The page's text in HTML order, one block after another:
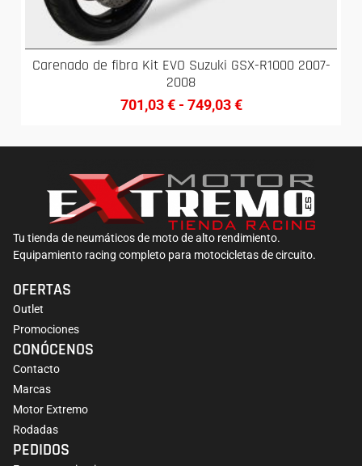
Carenado de fibra Kit EVO Suzuki GSX-R1000 2007-
2008
701,03€ - 749,03€
Tu tienda de neumáticos de moto de alto rendimiento.
Equipamiento racing completo para motocicletas de circuito.
OFERTAS
Outlet
Promociones
CONÓCENOS
Contacto
Marcas
Motor Extremo
Rodadas
PEDIDOS